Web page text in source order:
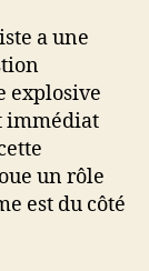
a une
explosive
immédiat
un rôle
est du côté